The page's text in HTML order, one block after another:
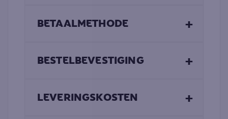
BETAALMETHODE +
BESTELBEVESTIGING +
LEVERINGSKOSTEN +